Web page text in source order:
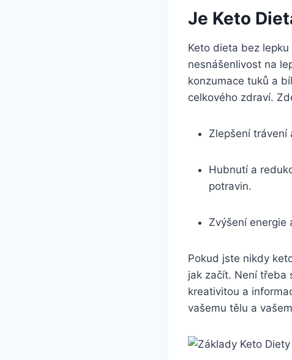
Je Keto
Keto dieta ‌bez
nesnášenlivost na
konzumace tuků a
celkového⁣ zdraví.⁣
Zlepšení​ trávení
Hubnutí a
potravin.
Zvýšení energie
Pokud jste nikdy
jak začít. Není třeba⁤
kreativitou a
vašemu tělu a